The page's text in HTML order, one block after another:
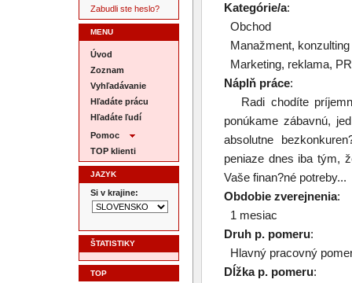
Zabudli ste heslo?
MENU
Úvod
Zoznam
Vyhľadávanie
Hľadáte prácu
Hľadáte ľudí
Pomoc
TOP klienti
JAZYK
Si v krajine:
ŠTATISTIKY
TOP
Kategórie/a:
Obchod
Manažment, konzulting
Marketing, reklama, PR
Náplň práce:
Radi chodíte
ponúkame zábavnú,
absolutne
peniaze dnes iba tým,
Vaše finan?né potreby...
Obdobie zverejnenia:
1 mesiac
Druh p. pomeru:
Hlavný pracovný
Dĺžka p. pomeru: